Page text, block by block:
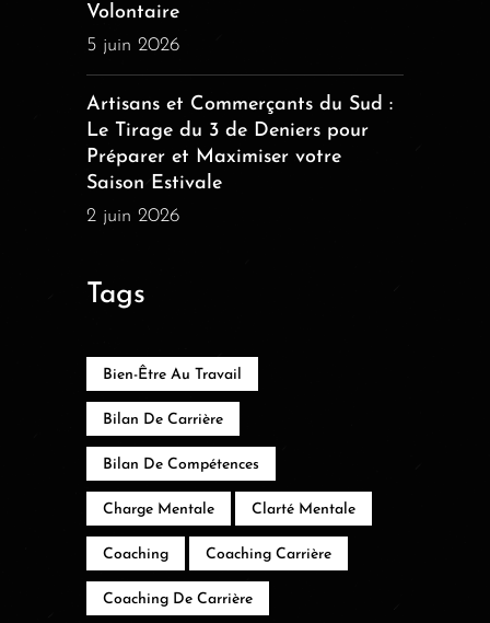
Volontaire
5 juin 2026
Artisans et Commerçants du Sud :
Le Tirage du 3 de Deniers pour
Préparer et Maximiser votre
Saison Estivale
2 juin 2026
Tags
Bien-Être Au Travail
Bilan De Carrière
Bilan De Compétences
Charge Mentale Clarté Mentale
Coaching Coaching Carrière
Coaching De Carrière